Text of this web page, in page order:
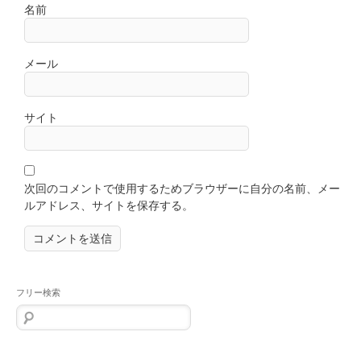
名前
メール
サイト
次回のコメントで使用するためブラウザーに自分の名前、メー
ルアドレス、サイトを保存する。
フリー検索
検
索: